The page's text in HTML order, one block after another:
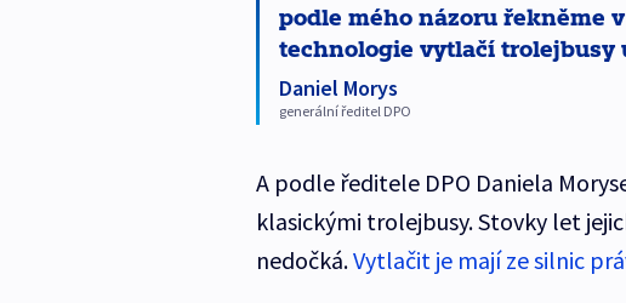
podle mého názoru řekněme
technologie vytlačí trolejbusy
Daniel Morys
generální ředitel DPO
A podle ředitele DPO Daniela
klasickými trolejbusy. Stovky let
nedočká.Vytlačit je mají ze silnic